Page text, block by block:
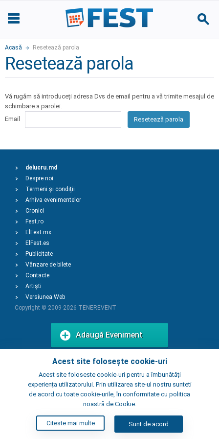
Acasă Resetează parola
Resetează parola
Vă rugăm să introduceți adresa Dvs de email pentru a vă trimite mesajul de
schimbare a parolei.
Email
Resetează parola
Acest site folosește cookie-uri
Acest site foloseste cookie-uri pentru a îmbunătăți
experiența utilizatorului. Prin utilizarea site-ul nostru sunteti
de acord cu toate cookie-urile, în conformitate cu politica
noastră de Cookie.
Citeste mai multe Sunt de acord
delucru.md
Despre noi
Termeni și condiții
Arhiva evenimentelor
Cronici
Fest.ro
ElFest.mx
ElFest.es
Publicitate
Vânzare de bilete
Contacte
Artiști
Versiunea Web
Copyright © 2009-2026 TENEREVENT
Adaugă Eveniment
Adaugă Local